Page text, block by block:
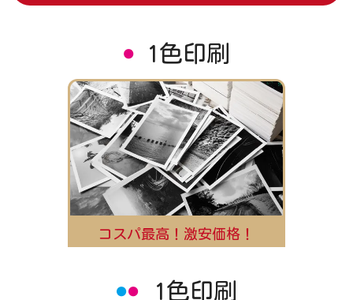
1色印刷
コスパ最高！激安価格！
1色印刷